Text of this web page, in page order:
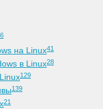
на Linux41
в Linux28
129
139
21